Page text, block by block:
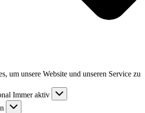
um unsere Website und unseren Service zu
Immer aktiv